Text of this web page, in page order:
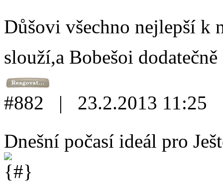
Důšovi všechno nejlepší k
slouží,a Bobešoi
#882 | 23.2.2013
Dnešní počasí ideál pro